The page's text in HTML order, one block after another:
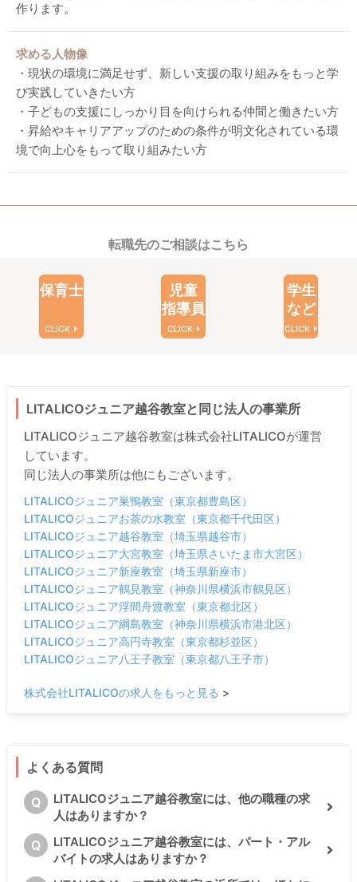
作ります。
求める人物像
・現状の環境に満足せず、新しい支援の取り組みをもっと学
び実践していきたい方
・子どもの支援にしっかり目を向けられる仲間と働きたい方
・昇給やキャリアアップのための条件が明文化されている環
境で向上心をもって取り組みたい方
転職先のご相談はこちら
保育士
CLICK
児童
指導員
CLICK
学生
など
CLICK
LITALICOジュニア越谷教室と同じ法人の事業所
LITALICOジュニア越谷教室は株式会社LITALICOが運営
しています。
同じ法人の事業所は他にもございます。
LITALICOジュニア巣鴨教室（東京都豊島区）
LITALICOジュニアお茶の水教室（東京都千代田区）
LITALICOジュニア越谷教室（埼玉県越谷市）
LITALICOジュニア大宮教室（埼玉県さいたま市大宮区）
LITALICOジュニア新座教室（埼玉県新座市）
LITALICOジュニア鶴見教室（神奈川県横浜市鶴見区）
LITALICOジュニア浮間舟渡教室（東京都北区）
LITALICOジュニア綱島教室（神奈川県横浜市港北区）
LITALICOジュニア高円寺教室（東京都杉並区）
LITALICOジュニア八王子教室（東京都八王子市）
株式会社LITALICOの求人をもっと見る >
よくある質問
Q
LITALICOジュニア越谷教室には、他の職種の求
人はありますか？
Q
LITALICOジュニア越谷教室には、パート・アル
バイトの求人はありますか？